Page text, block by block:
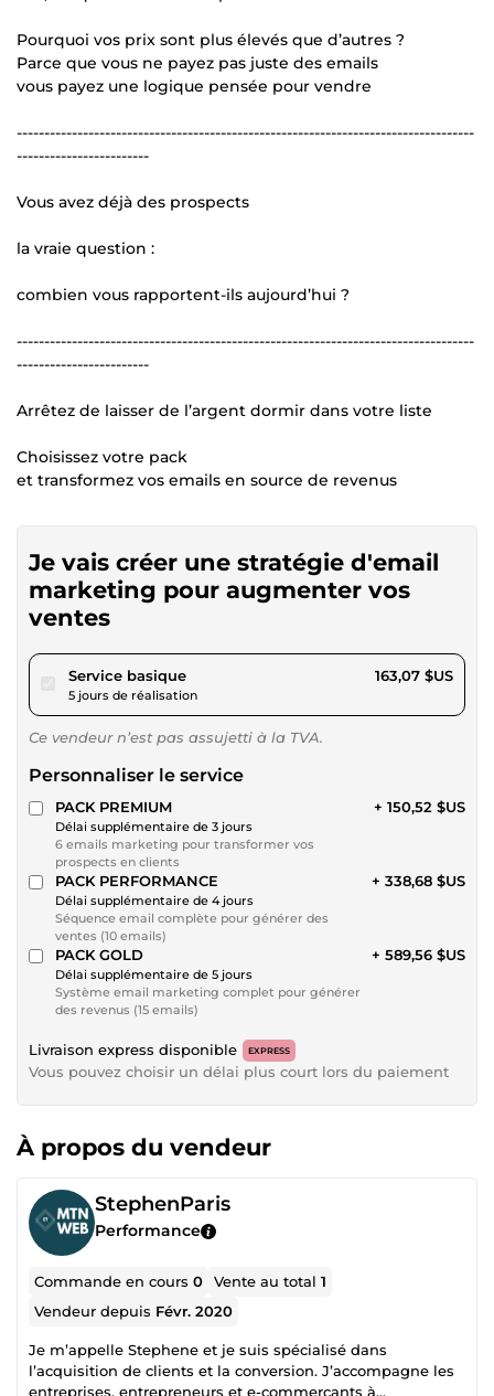
Pourquoi vos prix sont plus élevés que d’autres ?
Parce que vous ne payez pas juste des emails
vous payez une logique pensée pour vendre
-----------------------------------------------------------------------------------
------------------------
Vous avez déjà des prospects
la vraie question :
combien vous rapportent-ils aujourd’hui ?
-----------------------------------------------------------------------------------
------------------------
Arrêtez de laisser de l’argent dormir dans votre liste
Choisissez votre pack
et transformez vos emails en source de revenus
Je vais créer une stratégie d'email
marketing pour augmenter vos
ventes
Service basiquepour 150,29 $US
5 jours de réalisation
163,07 $US
Ce vendeur n’est pas assujetti à la TVA.
Personnaliser le service
PACK PREMIUM
Délai supplémentaire de 3 jours
6 emails marketing pour transformer vos
prospects en clients
+ 150,52 $US
PACK PERFORMANCE
Délai supplémentaire de 4 jours
Séquence email complète pour générer des
ventes (10 emails)
+ 338,68 $US
PACK GOLD
Délai supplémentaire de 5 jours
Système email marketing complet pour générer
des revenus (15 emails)
+ 589,56 $US
Livraison express disponible EXPRESS
Vous pouvez choisir un délai plus court lors du paiement
À propos du vendeur
StephenParis
Performance
Commande en cours0 Vente au total1
Vendeur depuis Févr. 2020
Je m’appelle Stephene et je suis spécialisé dans
l’acquisition de clients et la conversion. J’accompagne les
entreprises, entrepreneurs et e-commerçants à